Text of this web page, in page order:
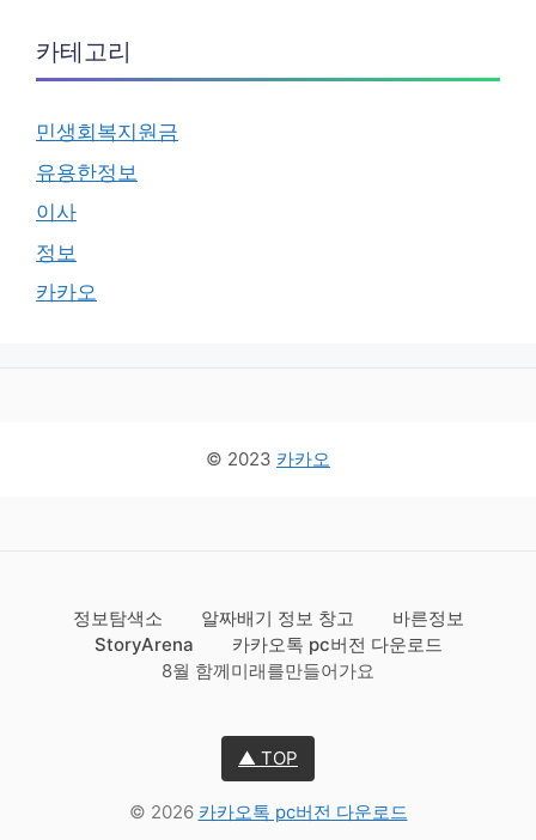
카테고리
민생회복지원금
유용한정보
이사
정보
카카오
© 2023 카카오
정보탐색소 알짜배기 정보 창고
바른정보
StoryArena
카카오톡 pc버전 다운로드
8월 함께미래를만들어가요
▲ TOP
© 2026 카카오톡 pc버전 다운로드